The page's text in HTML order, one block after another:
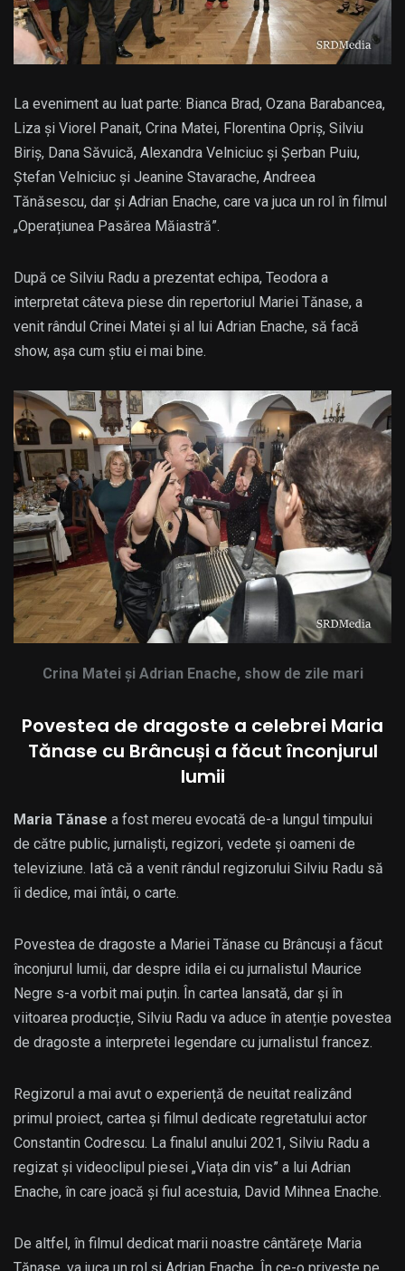
La eveniment au luat parte: Bianca Brad, Ozana Barabancea,
Liza și Viorel Panait, Crina Matei, Florentina Opriș, Silviu
Biriș, Dana Săvuică, Alexandra Velniciuc și Șerban Puiu,
Ștefan Velniciuc și Jeanine Stavarache, Andreea
Tănăsescu, dar și Adrian Enache, care va juca un rol în filmul
„Operațiunea Pasărea Măiastră”.
După ce Silviu Radu a prezentat echipa, Teodora a
interpretat câteva piese din repertoriul Mariei Tănase, a
venit rândul Crinei Matei și al lui Adrian Enache, să facă
show, așa cum știu ei mai bine.
Crina Matei și Adrian Enache, show de zile mari
Povestea de dragoste a celebrei Maria
Tănase cu Brâncuși a făcut înconjurul
lumii
Maria Tănase a fost mereu evocată de-a lungul timpului
de către public, jurnaliști, regizori, vedete și oameni de
televiziune. Iată că a venit rândul regizorului Silviu Radu să
îi dedice, mai întâi, o carte.
Povestea de dragoste a Mariei Tănase cu Brâncuși a făcut
înconjurul lumii, dar despre idila ei cu jurnalistul Maurice
Negre s-a vorbit mai puțin. În cartea lansată, dar și în
viitoarea producție, Silviu Radu va aduce în atenție povestea
de dragoste a interpretei legendare cu jurnalistul francez.
Regizorul a mai avut o experiență de neuitat realizând
primul proiect, cartea și filmul dedicate regretatului actor
Constantin Codrescu. La finalul anului 2021, Silviu Radu a
regizat și videoclipul piesei „Viața din vis” a lui Adrian
Enache, în care joacă și fiul acestuia, David Mihnea Enache.
De altfel, în filmul dedicat marii noastre cântărețe Maria